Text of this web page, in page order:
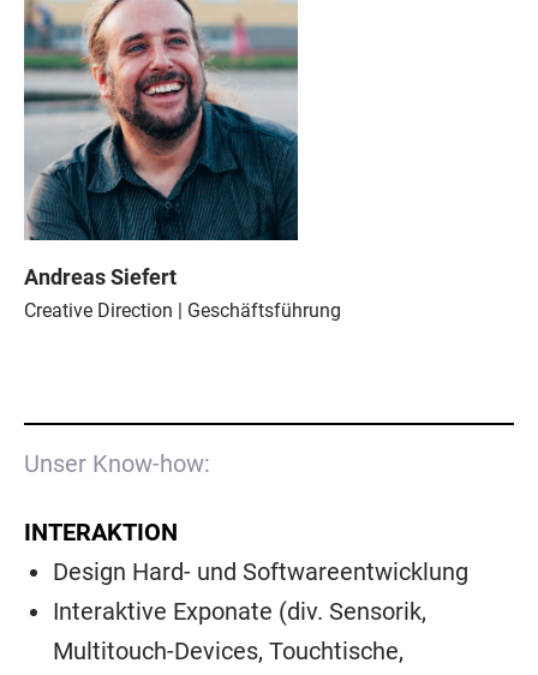
Andreas Siefert
Creative Direction | Geschäftsführung
Unser Know-how:
INTERAKTION
Design Hard- und Softwareentwicklung
Interaktive Exponate (div. Sensorik,
Multitouch-Devices, Touchtische,